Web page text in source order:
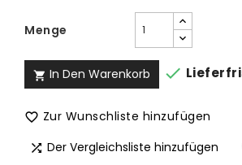
Menge
 In Den Warenkorb 
 Zur Wunschliste hinzufügen
 Der Vergleichsliste hinzufügen